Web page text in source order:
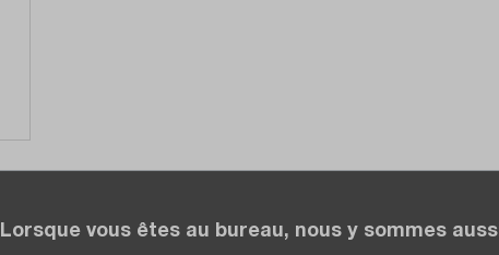
Lorsque vous êtes au bureau, nous y sommes